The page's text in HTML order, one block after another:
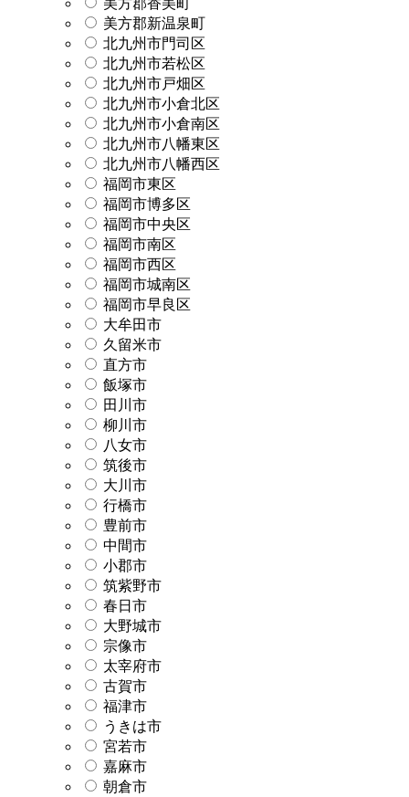
美方郡新温泉町
北九州市門司区
北九州市若松区
北九州市戸畑区
北九州市小倉北区
北九州市小倉南区
北九州市八幡東区
北九州市八幡西区
福岡市東区
福岡市博多区
福岡市中央区
福岡市南区
福岡市西区
福岡市城南区
福岡市早良区
大牟田市
久留米市
直方市
飯塚市
田川市
柳川市
八女市
筑後市
大川市
行橋市
豊前市
中間市
小郡市
筑紫野市
春日市
大野城市
宗像市
太宰府市
古賀市
福津市
うきは市
宮若市
嘉麻市
朝倉市